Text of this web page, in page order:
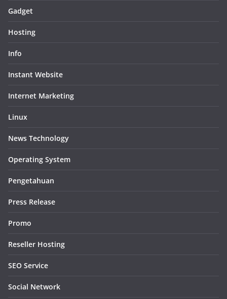
Gadget
Hosting
Info
Instant Website
Internet Marketing
Linux
News Technology
Operating System
Pengetahuan
Press Release
Promo
Reseller Hosting
SEO Service
Social Network